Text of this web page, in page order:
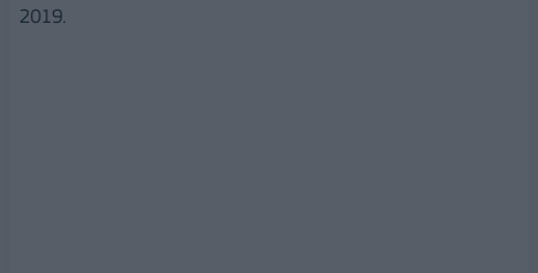
2019.